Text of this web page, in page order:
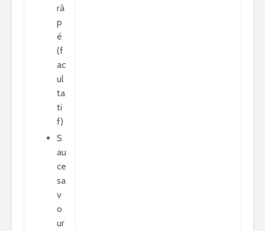
râ
p
é
(f
ac
ul
ta
ti
f)
S
au
ce
sa
v
o
ur